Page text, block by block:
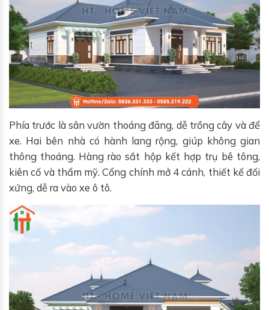
Phía trước là sân vườn thoáng đãng, dễ trồng cây và để
xe. Hai bên nhà có hành lang rộng, giúp không gian
thông thoáng. Hàng rào sắt hộp kết hợp trụ bê tông,
kiên cố và thẩm mỹ. Cổng chính mở 4 cánh, thiết kế đối
xứng, dễ ra vào xe ô tô.